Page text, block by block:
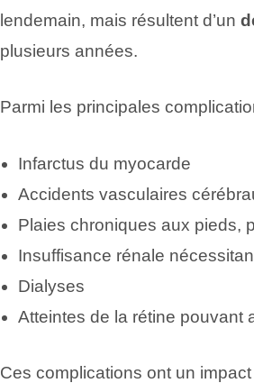
lendemain, mais résultent d’un
plusieurs années.
Parmi les principales
Infarctus du myocarde
Accidents vasculaires
Plaies chroniques aux pieds,
Insuffisance rénale
Dialyses
Atteintes de la rétine pouvant
Ces complications ont un